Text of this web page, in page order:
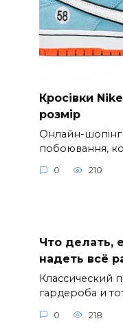
Кросівки
розмір
Онлайн-шопінг
побоювання,
0 210
Что делать,
надеть всё
Классический
гардероба и
0 218